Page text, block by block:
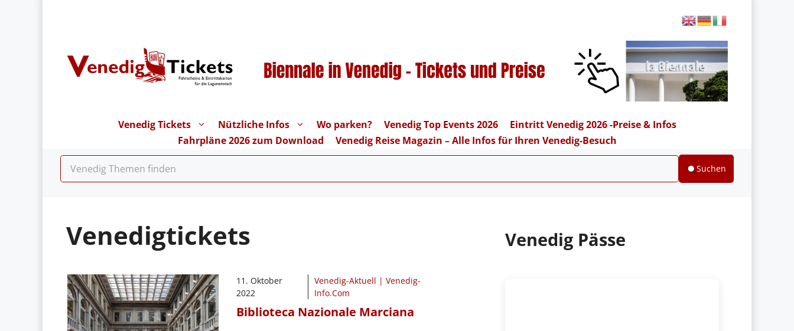
Venedig Tickets Nützliche Infos Wo parken? Venedig Top Events 2026
Eintritt Venedig 2026 -Preise & Infos
Fahrpläne 2026 zum Download
Venedig Reise Magazin – Alle Infos für Ihren Venedig-Besuch
Suchen
Venedigtickets
11. Oktober
2022
Venedig-Aktuell | Venedig-
Info.Com
Biblioteca Nazionale Marciana
Venedig Pässe